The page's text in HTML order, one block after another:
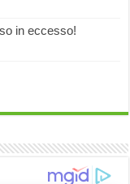
in eccesso!